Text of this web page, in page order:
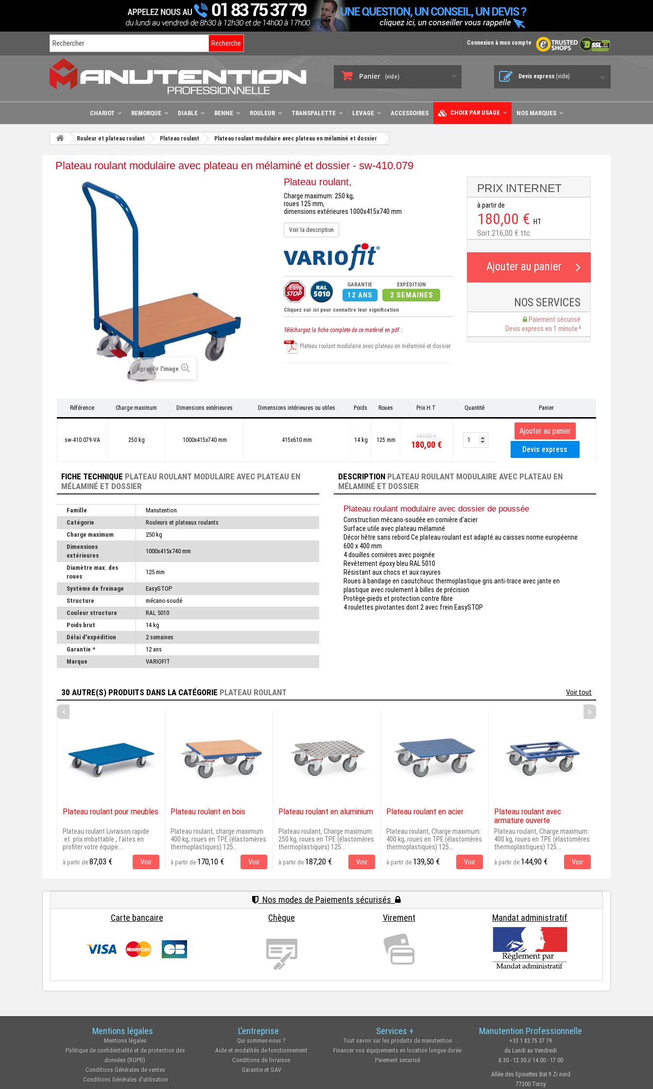
Recherche Connexion à mon compte
Panier (vide) Devis express (vide)
CHARIOT REMORQUE DIABLE BENNE ROULEUR TRANSPALETTE LEVAGE ACCESSOIRES CHOIX PAR USAGE NOS MARQUES
Rouleur et plateau roulant Plateau roulant Plateau roulant modulaire avec plateau en mélaminé et dossier
Plateau roulant modulaire avec plateau en mélaminé et dossier - sw-410.079
Agrandir l'image
Plateau roulant,
Charge maximum: 250 kg,
roues 125 mm,
dimensions extérieures 1000x415x740 mm
Voir la description
GARANTIE
12 ANS
EXPÉDITION
2 SEMAINES
Cliquez sur ici pour connaître leur signification
Téléchargez la fiche complete de ce matériel en pdf :
Plateau roulant modulaire avec plateau en mélaminé et dossier
PRIX INTERNET
à partir de
180,00 € HT
Soit 216,00 € ttc
NOS SERVICES
Paiement sécurisé
Devis express en 1 minute
Référence Charge maximum Dimensions extérieures Dimensions intérieures ou utiles Poids Roues Prix H.T Quantité Panier
sw-410.079-VA 250 kg 1000x415x740 mm 415x610 mm 14 kg 125 mm
180,00 €
180,00 €
FICHE TECHNIQUE PLATEAU ROULANT MODULAIRE AVEC PLATEAU EN
MÉLAMINÉ ET DOSSIER
Famille
Manutention
Catégorie
Rouleurs et plateaux roulants
Charge maximum
250 kg
Dimensions
extérieures
1000x415x740 mm
Diamètre max. des
roues
125 mm
Système de freinage
EasySTOP
Structure
mécano-soudé
Couleur structure
RAL 5010
Poids brut
14 kg
Délai d'expédition
2 semaines
Garantie *
12 ans
Marque
VARIOFIT
DESCRIPTION PLATEAU ROULANT MODULAIRE AVEC PLATEAU EN
MÉLAMINÉ ET DOSSIER
Plateau roulant modulaire avec dossier de poussée
Construction mécano-soudée en cornière d'acier
Surface utile avec plateau mélaminé
Décor hêtre sans rebord Ce plateau roulant est adapté au caisses norme européenne
600 x 400 mm
4 douilles cornières avec poignée
Revêtement époxy bleu RAL 5010
Résistant aux chocs et aux rayures
Roues à bandage en caoutchouc thermoplastique gris anti-trace avec jante en
plastique avec roulement à billes de précision
Protège-pieds et protection contre fibre
4 roulettes pivotantes dont 2 avec frein EasySTOP
30 AUTRE(S) PRODUITS DANS LA CATÉGORIE PLATEAU ROULANT Voir tout
< >
Plateau roulant pour meubles
Plateau roulant Livraison rapide
et prix imbattable , faites en
profiter votre équipe....
à partir de87,03 € Voir
Plateau roulant en bois
Plateau roulant, charge maximum
400 kg, roues en TPE (élastomères
thermoplastiques) 125...
à partir de 170,10 € Voir
Plateau roulant en aluminium
Plateau roulant, Charge maximum:
250 kg, roues en TPE (élastomères
thermoplastiques) 125...
à partir de 187,20 € Voir
Plateau roulant en acier
Plateau roulant, Charge maximum:
400 kg, roues en TPE (élastomères
thermoplastiques) 125...
à partir de 139,50 € Voir
Plateau roulant avec
armature ouverte
Plateau roulant, Charge maximum:
400 kg, roues en TPE (élastomères
thermoplastiques) 125...
à partir de 144,90 € Voir
Nos modes de Paiements sécurisés
Carte bancaire
Chèque Virement Mandat administratif
Mentions légales
Mentions légales
Politique de confidentialité et de protection des
données (RGPD)
Conditions Générales de ventes
Conditions Générales d'utilisation
L'entreprise
Qui sommes-nous ?
Aide et modalités de fonctionnement
Conditions de livraison
Garantie et SAV
Services +
Tout savoir sur les produits de manutention
Financer vos équipements en location longue durée
Paiement securisé
Manutention Professionnelle
+33 1 83 75 37 79
du Lundi au Vendredi
8.30 - 12.30 // 14.00 - 17.00
Allée des Epinettes Bat 9 Zi nord
77200 Torcy